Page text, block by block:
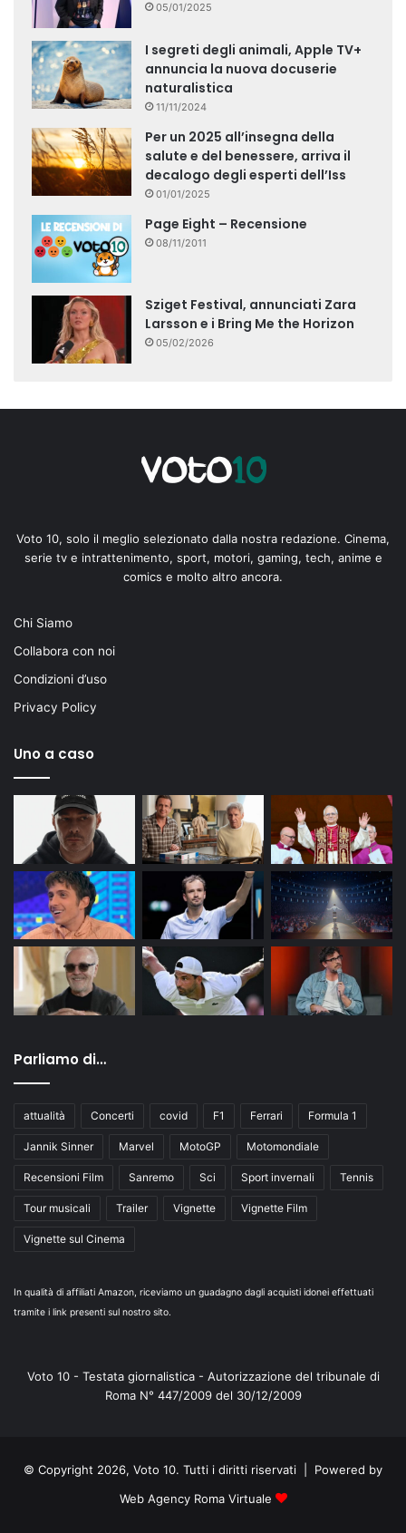
05/01/2025
I segreti degli animali, Apple TV+
annuncia la nuova docuserie
naturalistica
11/11/2024
Per un 2025 all’insegna della
salute e del benessere, arriva il
decalogo degli esperti dell’Iss
01/01/2025
Page Eight – Recensione
08/11/2011
Sziget Festival, annunciati Zara
Larsson e i Bring Me the Horizon
05/02/2026
Voto 10, solo il meglio selezionato dalla nostra redazione. Cinema,
serie tv e intrattenimento, sport, motori, gaming, tech, anime e
comics e molto altro ancora.
Chi Siamo
Collabora con noi
Condizioni d’uso
Privacy Policy
Uno a caso
Parliamo di…
attualità Concerti covid F1 Ferrari Formula 1
Jannik Sinner Marvel MotoGP Motomondiale
Recensioni Film Sanremo Sci Sport invernali Tennis
Tour musicali Trailer Vignette Vignette Film
Vignette sul Cinema
In qualità di affiliati Amazon, riceviamo un guadagno dagli acquisti idonei effettuati
tramite i link presenti sul nostro sito.
Voto 10 - Testata giornalistica - Autorizzazione del tribunale di
Roma N° 447/2009 del 30/12/2009
© Copyright 2026, Voto 10. Tutti i diritti riservati | Powered by
Web Agency Roma Virtuale